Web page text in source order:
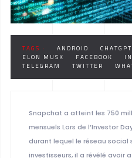
TAGS : ANDROID CHATGPT
ELON MUSK
FACEBOOK
TELEGRAM
TWITTER
Snapchat a atteint les 750
mensuels Lors de l’Investor
durant lequel le réseau social
investisseurs, il a révélé avoir